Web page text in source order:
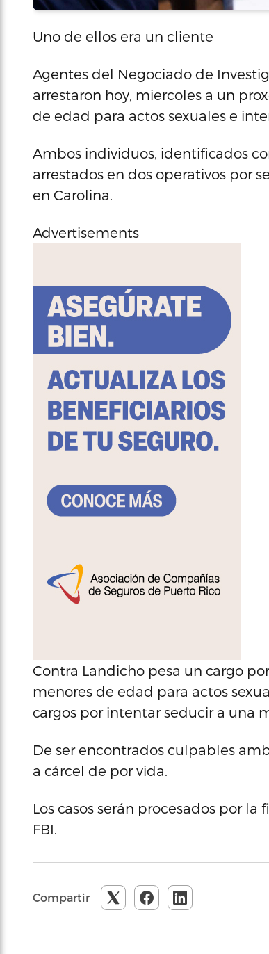
Uno de ellos era un cliente
Agentes del Negociado de
arrestaron hoy, miercoles a un
de edad para actos sexuales e
Ambos individuos, identificados
arrestados en dos operativos por
en Carolina.
Advertisements
Contra Landicho pesa un cargo
menores de edad para actos
cargos por intentar seducir a una
De ser encontrados culpables
a cárcel de por vida.
Los casos serán procesados por
FBI.
Compartir